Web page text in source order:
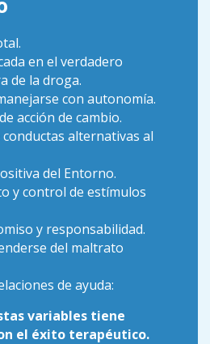
en el verdadero
de la droga.
con autonomía.
acción de cambio.
alternativas al
del Entorno.
y control de estímulos
y responsabilidad.
del maltrato
de ayuda:
variables tiene
el éxito terapéutico.